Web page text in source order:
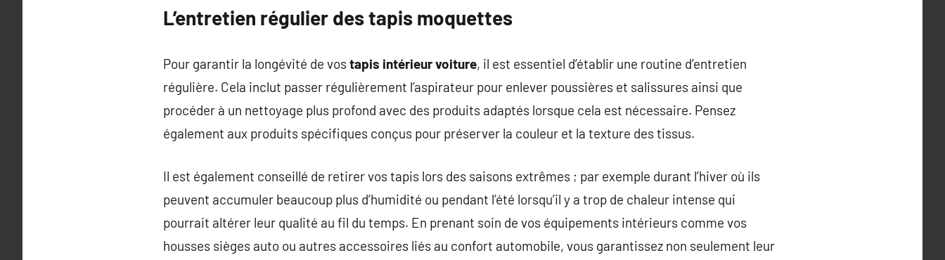
L’entretien régulier des tapis moquettes
Pour garantir la longévité de vostapis intérieur voiture, il est essentiel d’établir une routine d’entretien
régulière. Cela inclut passer régulièrement l’aspirateur pour enlever poussières et salissures ainsi que
procéder à un nettoyage plus profond avec des produits adaptés lorsque cela est nécessaire. Pensez
également aux produits spécifiques conçus pour préserver la couleur et la texture des tissus.
Il est également conseillé de retirer vos tapis lors des saisons extrêmes ; par exemple durant l’hiver où ils
peuvent accumuler beaucoup plus d’humidité ou pendant l’été lorsqu’il y a trop de chaleur intense qui
pourrait altérer leur qualité au fil du temps. En prenant soin de vos équipements intérieurs comme vos
housses sièges auto ou autres accessoires liés au confort automobile, vous garantissez non seulement leur